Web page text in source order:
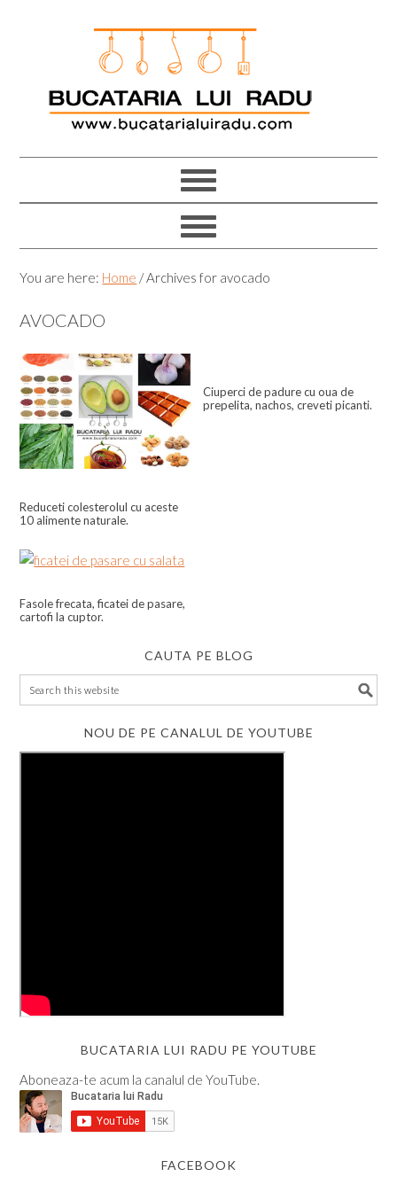
You are here: Home /Archives for avocado
AVOCADO
Reduceti colesterolul cu aceste
10 alimente naturale.
Ciuperci de padure cu oua de
prepelita, nachos, creveti picanti.
Fasole frecata, ficatei de pasare,
cartofi la cuptor.
CAUTA PE BLOG
NOU DE PE CANALUL DE YOUTUBE
BUCATARIA LUI RADU PE YOUTUBE
Aboneaza-te acum la canalul de YouTube.
FACEBOOK